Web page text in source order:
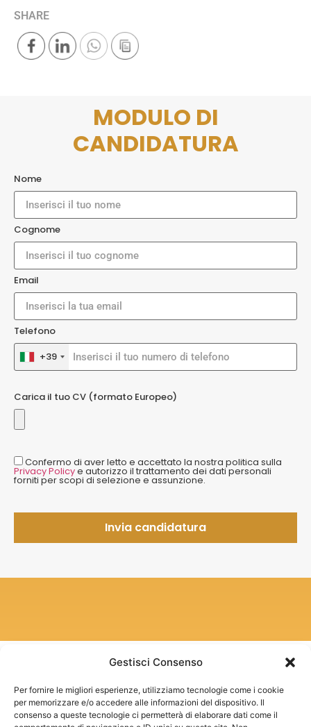
Gestisci Consenso
Per fornire le migliori esperienze, utilizziamo tecnologie come i cookie
per memorizzare e/o accedere alle informazioni del dispositivo. Il
consenso a queste tecnologie ci permetterà di elaborare dati come il
SHARE
MODULO DI
CANDIDATURA
Nome
Cognome
Email
Telefono
+39
Carica il tuo CV (formato Europeo)
Confermo di aver letto e accettato la nostra politica sulla
Privacy Policye autorizzo il trattamento dei dati personali
forniti per scopi di selezione e assunzione.